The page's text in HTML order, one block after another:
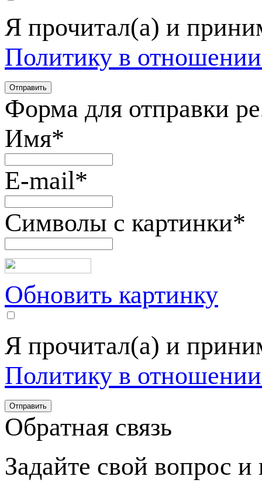
Я прочитал(а) и
Политику в
Форма для отправки
Имя*
E-mail*
Символы с картинки*
Обновить картинку
Я прочитал(а) и
Политику в
Обратная связь
Задайте свой вопрос